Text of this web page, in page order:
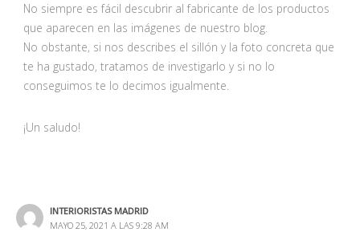
No siempre es fácil descubrir al fabricante de los productos
que aparecen en las imágenes de nuestro blog.
No obstante, si nos describes el sillón y la foto concreta que
te ha gustado, tratamos de investigarlo y si no lo
conseguimos te lo decimos igualmente.
¡Un saludo!
INTERIORISTAS MADRID
MAYO 25, 2021 A LAS 9:28 AM